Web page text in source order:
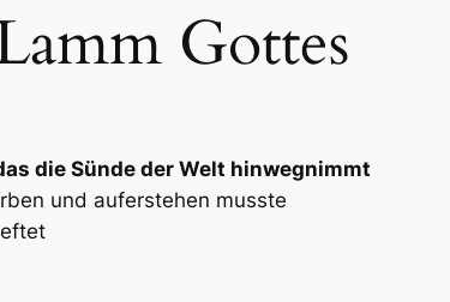
Gottes
die Sünde der Welt hinwegnimmt
und auferstehen musste